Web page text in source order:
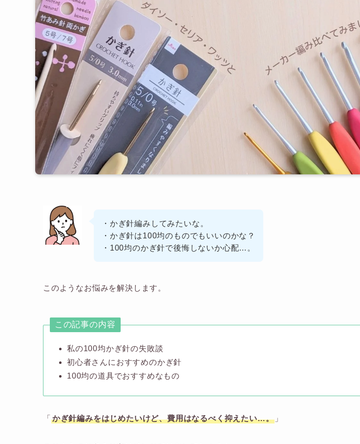
・かぎ針編みしてみたいな。
・かぎ針は100均のものでもいいのかな？
・100均のかぎ針で後悔しないか心配…。
このようなお悩みを解決します。
この記事の内容
私の100均かぎ針の失敗談
初心者さんにおすすめのかぎ針
100均の道具でおすすめなもの
「 かぎ針編みをはじめたいけど、費用はなるべく抑えたい…。 」